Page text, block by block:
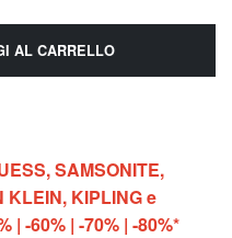
AL CARRELLO
SAMSONITE,
KLEIN, KIPLING e
| -60% | -70% | -80%*